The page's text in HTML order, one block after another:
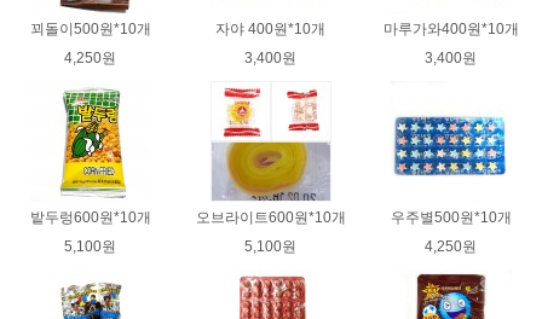
꾀돌이500원*10개
4,250원
자야 400원*10개
3,400원
마루가와400원*10개
3,400원
밭두렁600원*10개
5,100원
오브라이트600원*10개
5,100원
우주별500원*10개
4,250원